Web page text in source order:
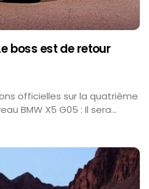
boss est de retour
officielles sur la quatrième
BMW X5 G05 : Il sera...